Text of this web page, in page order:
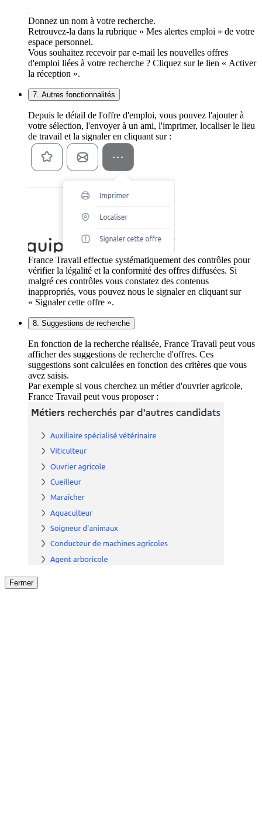
Donnez un nom à votre recherche.
Retrouvez-la dans la rubrique « Mes alertes emploi » de votre
espace personnel.
Vous souhaitez recevoir par e-mail les nouvelles offres
d'emploi liées à votre recherche ? Cliquez sur le lien « Activer
la réception ».
7. Autres fonctionnalités
Depuis le détail de l'offre d'emploi, vous pouvez l'ajouter à
votre sélection, l'envoyer à un ami, l'imprimer, localiser le lieu
de travail et la signaler en cliquant sur :
France Travail effectue systématiquement des contrôles pour
vérifier la légalité et la conformité des offres diffusées. Si
malgré ces contrôles vous constatez des contenus
inappropriés, vous pouvez nous le signaler en cliquant sur
« Signaler cette offre ».
8. Suggestions de recherche
En fonction de la recherche réalisée, France Travail peut vous
afficher des suggestions de recherche d'offres. Ces
suggestions sont calculées en fonction des critères que vous
avez saisis.
Par exemple si vous cherchez un métier d'ouvrier agricole,
France Travail peut vous proposer :
Fermer